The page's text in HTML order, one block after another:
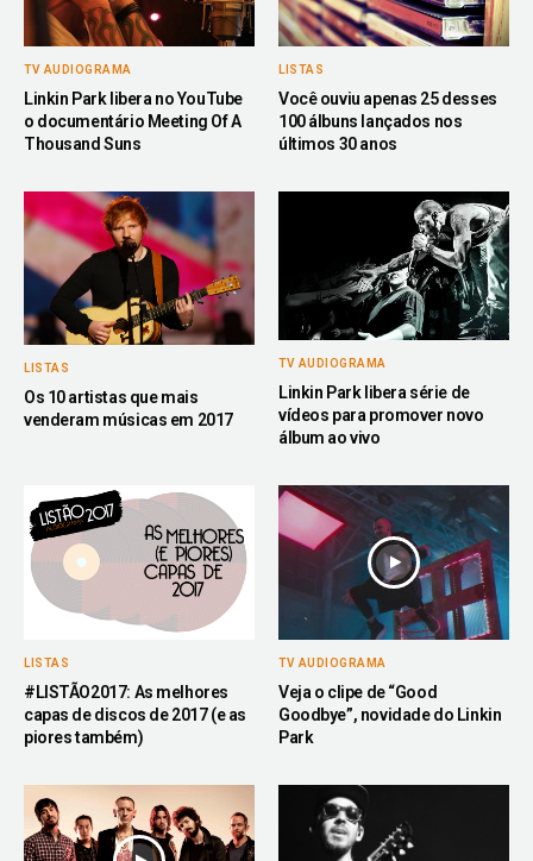
TV AUDIOGRAMA
Linkin Park libera no YouTube
o documentário Meeting Of A
Thousand Suns
LISTAS
Você ouviu apenas 25 desses
100 álbuns lançados nos
últimos 30 anos
LISTAS
Os 10 artistas que mais
venderam músicas em 2017
TV AUDIOGRAMA
Linkin Park libera série de
vídeos para promover novo
álbum ao vivo
LISTAS
#LISTÃO2017: As melhores
capas de discos de 2017 (e as
piores também)
TV AUDIOGRAMA
Veja o clipe de “Good
Goodbye”, novidade do Linkin
Park